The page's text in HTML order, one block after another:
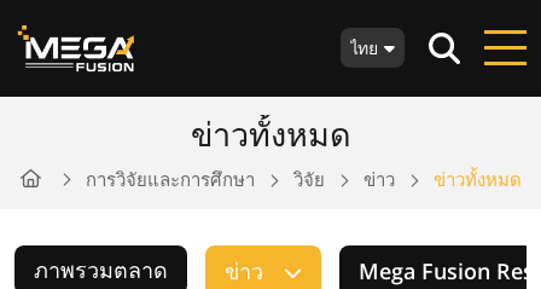
ไทย
ข่าวทั้งหมด
การวิจัยและการศึกษา วิจัย ข่าว ข่าวทั้งหมด
ภาพรวมตลาด ข่าว Mega Fusion